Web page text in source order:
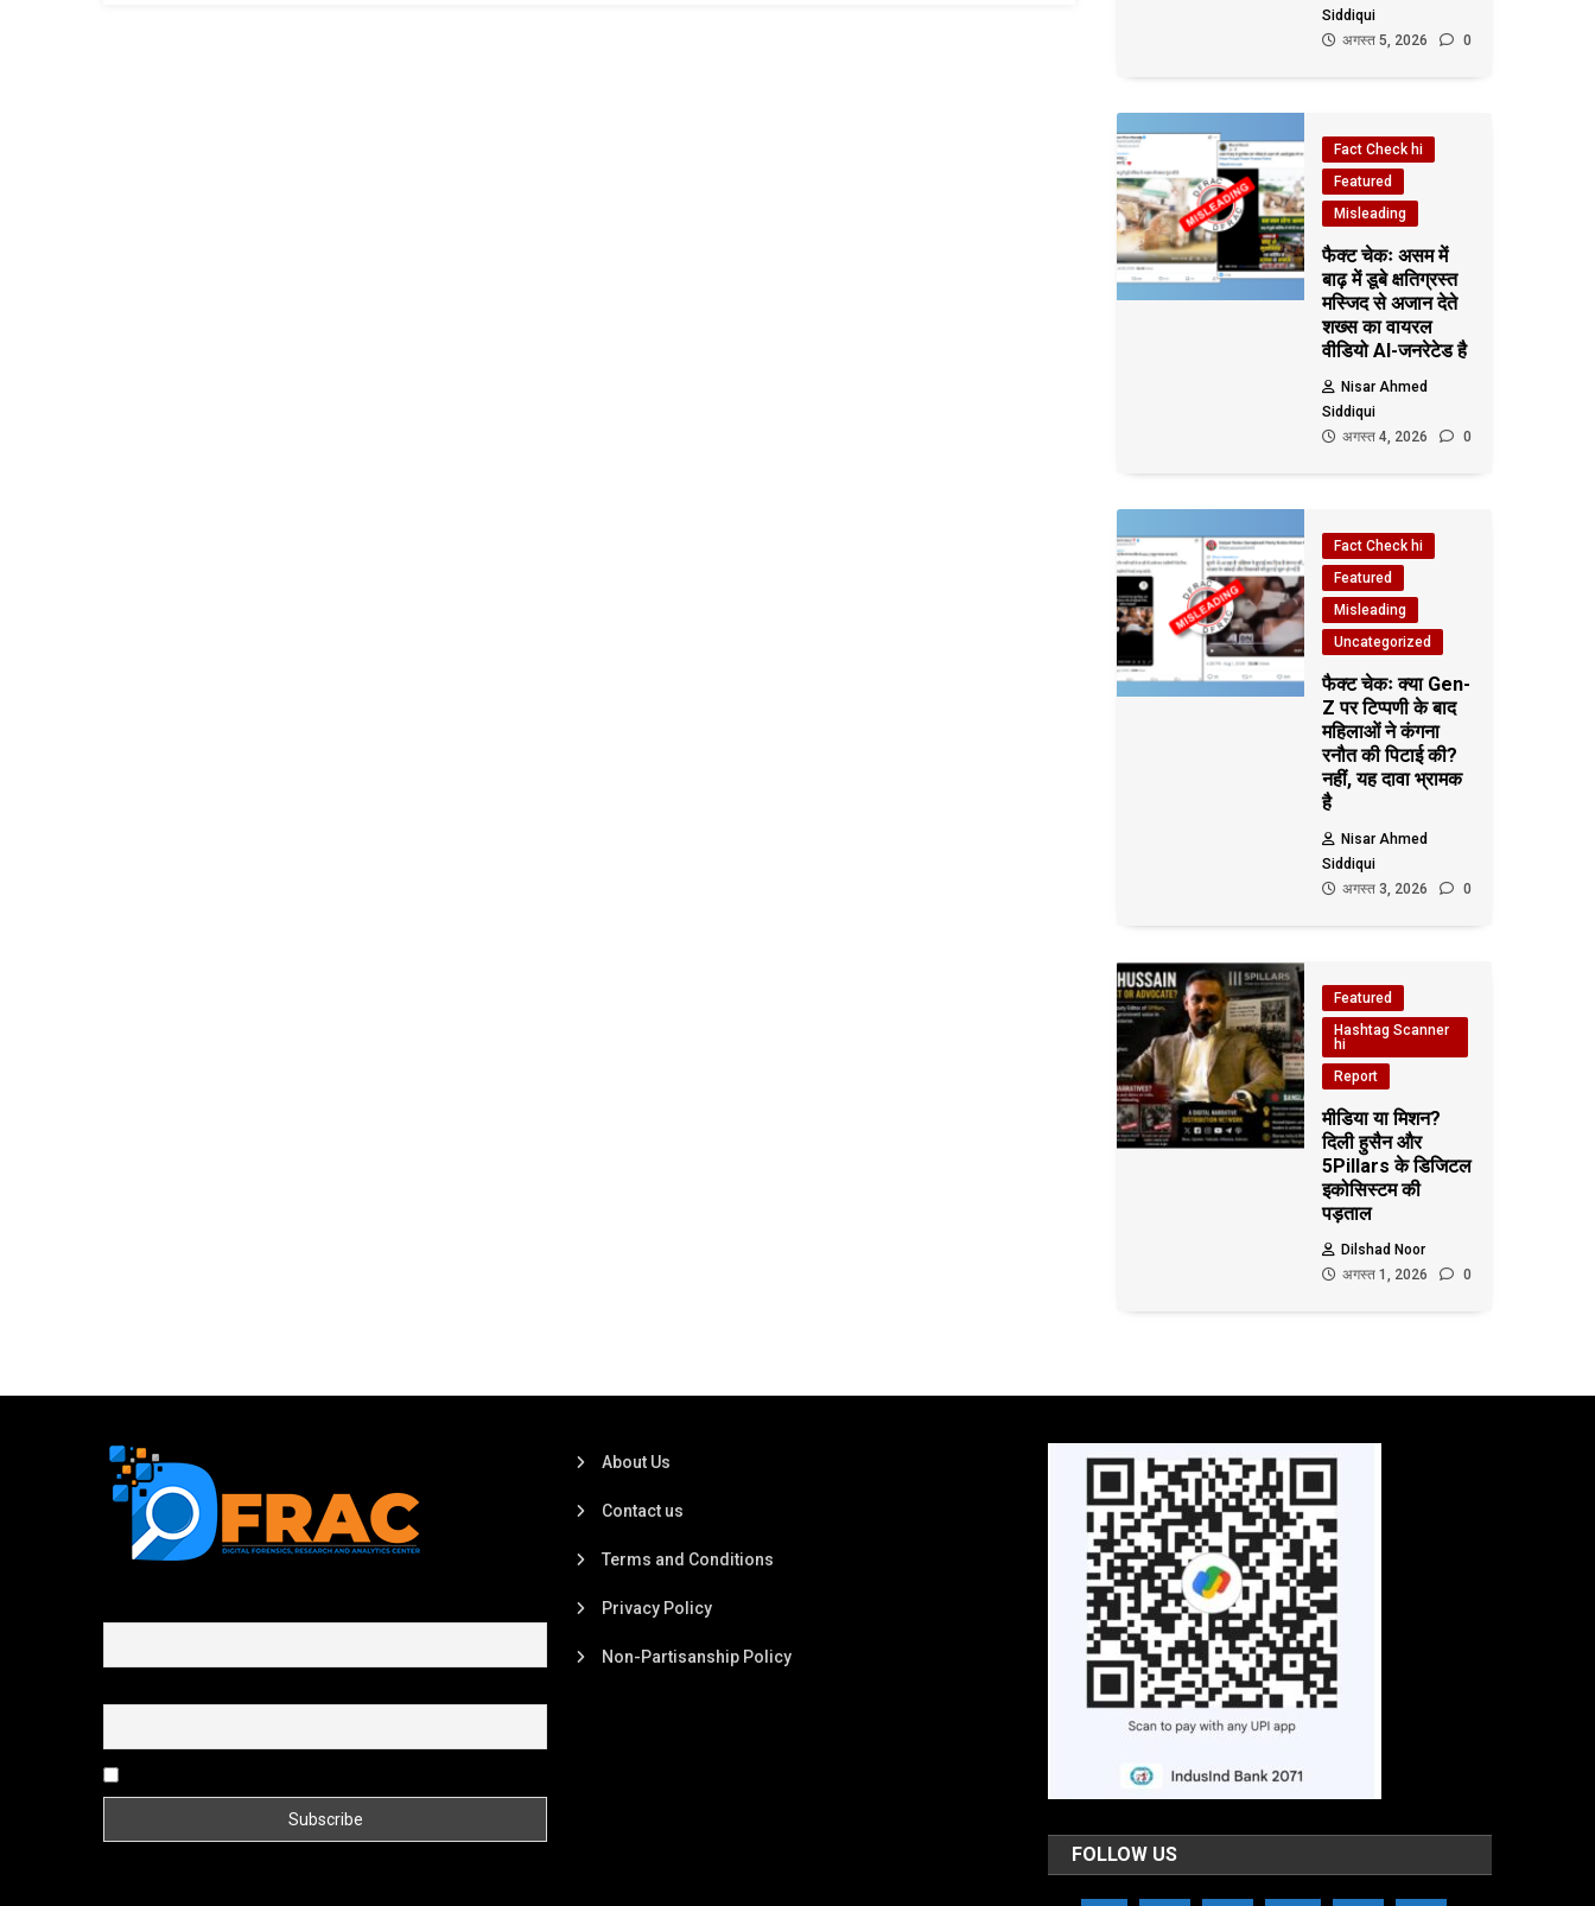
Siddiqui
अगस्त 5, 2026
0
Fact Check hi
Featured
Misleading
फैक्ट चेकः असम में
बाढ़ में डूबे क्षतिग्रस्त
मस्जिद से अजान देते
शख्स का वायरल
वीडियो AI-जनरेटेड है
Nisar Ahmed
Siddiqui
अगस्त 4, 2026
0
Fact Check hi
Featured
Misleading
Uncategorized
फैक्ट चेकः क्या Gen-
Z पर टिप्पणी के बाद
महिलाओं ने कंगना
रनौत की पिटाई की?
नहीं, यह दावा भ्रामक
है
Nisar Ahmed
Siddiqui
अगस्त 3, 2026
0
Featured
Hashtag Scanner
hi
Report
मीडिया या मिशन?
दिली हुसैन और
5Pillars के डिजिटल
इकोसिस्टम की
पड़ताल
Dilshad Noor
अगस्त 1, 2026
0
About Us
Contact us
Terms and Conditions
Privacy Policy
Non-Partisanship Policy
FOLLOW US